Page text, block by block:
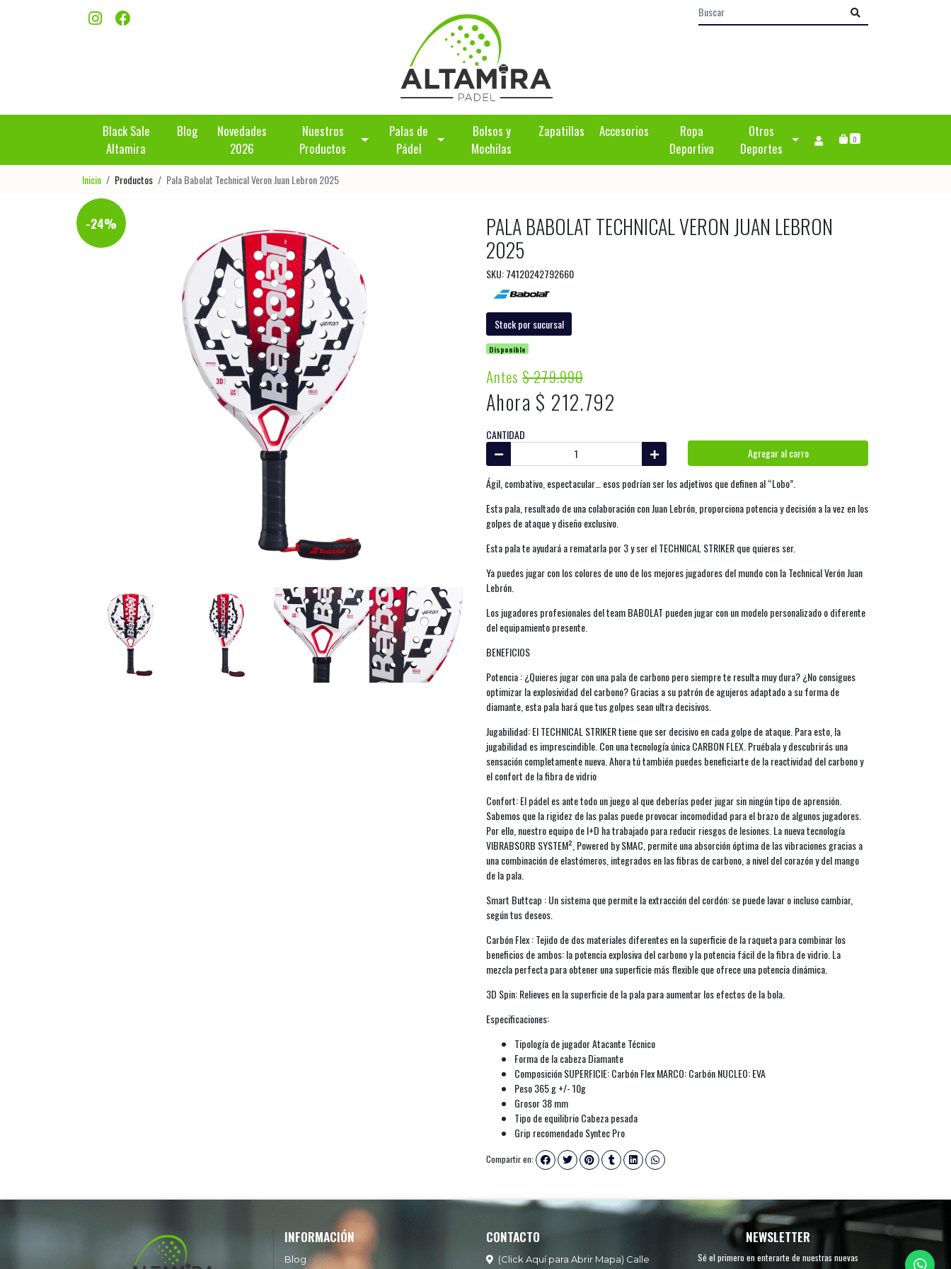
Black Sale
Altamira
Blog
Novedades
2026
Nuestros
Productos
Palas de
Pádel
Bolsos y
Mochilas
Zapatillas Accesorios
Ropa
Deportiva
Otros
Deportes
0
Inicio Productos Pala Babolat Technical Veron Juan Lebron 2025
-24%
PALA BABOLAT TECHNICAL VERON JUAN LEBRON
2025
SKU: 74120242792660
Stock por sucursal
Disponible
Antes$ 279.990
Ahora $ 212.792
CANTIDAD
Agregar al carro
Ágil, combativo, espectacular… esos podrían ser los adjetivos que definen al “Lobo”.
Esta pala, resultado de una colaboración con Juan Lebrón, proporciona potencia y decisión a la vez en los
golpes de ataque y diseño exclusivo.
Esta pala te ayudará a rematarla por 3 y ser el TECHNICAL STRIKER que quieres ser.
Ya puedes jugar con los colores de uno de los mejores jugadores del mundo con la Technical Verón Juan
Lebrón.
Los jugadores profesionales del team BABOLAT pueden jugar con un modelo personalizado o diferente
del equipamiento presente.
BENEFICIOS
Potencia : ¿Quieres jugar con una pala de carbono pero siempre te resulta muy dura? ¿No consigues
optimizar la explosividad del carbono? Gracias a su patrón de agujeros adaptado a su forma de
diamante, esta pala hará que tus golpes sean ultra decisivos.
Jugabilidad: El TECHNICAL STRIKER tiene que ser decisivo en cada golpe de ataque. Para esto, la
jugabilidad es imprescindible. Con una tecnología única CARBON FLEX. Pruébala y descubrirás una
sensación completamente nueva. Ahora tú también puedes beneficiarte de la reactividad del carbono y
el confort de la fibra de vidrio
Confort: El pádel es ante todo un juego al que deberías poder jugar sin ningún tipo de aprensión.
Sabemos que la rigidez de las palas puede provocar incomodidad para el brazo de algunos jugadores.
Por ello, nuestro equipo de I+D ha trabajado para reducir riesgos de lesiones. La nueva tecnología
VIBRABSORB SYSTEM², Powered by SMAC, permite una absorción óptima de las vibraciones gracias a
una combinación de elastómeros, integrados en las fibras de carbono, a nivel del corazón y del mango
de la pala.
Smart Buttcap : Un sistema que permite la extracción del cordón: se puede lavar o incluso cambiar,
según tus deseos.
Carbón Flex : Tejido de dos materiales diferentes en la superficie de la raqueta para combinar los
beneficios de ambos: la potencia explosiva del carbono y la potencia fácil de la fibra de vidrio. La
mezcla perfecta para obtener una superficie más flexible que ofrece una potencia dinámica.
3D Spin: Relieves en la superficie de la pala para aumentar los efectos de la bola.
Especificaciones:
Tipología de jugador Atacante Técnico
Forma de la cabeza Diamante
Composición SUPERFICIE: Carbón Flex MARCO: Carbón NUCLEO: EVA
Peso 365 g +/- 10g
Grosor 38 mm
Tipo de equilibrio Cabeza pesada
Grip recomendado Syntec Pro
Compartir en:
INFORMACIÓN
Blog
CONTACTO
(Click Aquí para Abrir Mapa) Calle
NEWSLETTER
Sé el primero en enterarte de nuestras nuevas